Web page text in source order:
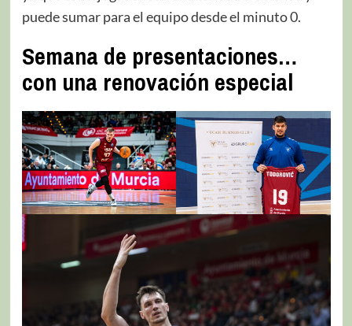
puede sumar para el equipo desde el minuto 0.
Semana de presentaciones…
con una renovación especial